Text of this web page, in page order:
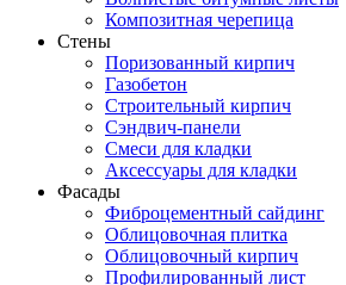
Композитная черепица
Стены
Поризованный кирпич
Газобетон
Строительный кирпич
Сэндвич-панели
Смеси для кладки
Аксессуары для кладки
Фасады
Фиброцементный сайдинг
Облицовочная плитка
Облицовочный кирпич
Профилированный лист